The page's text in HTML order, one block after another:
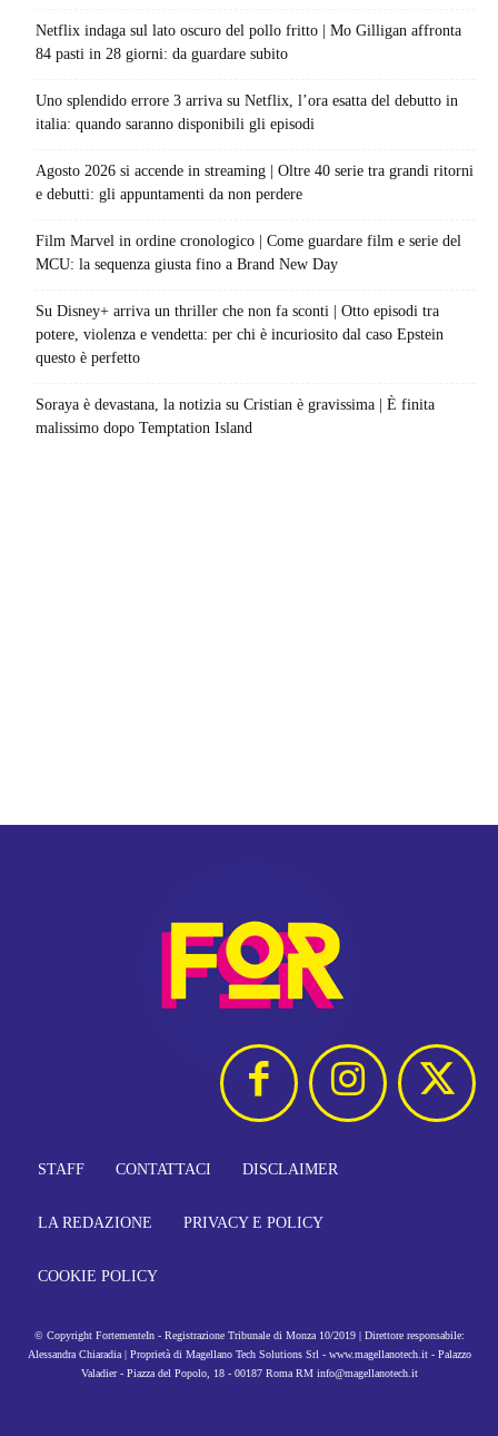
Netflix indaga sul lato oscuro del pollo fritto | Mo Gilligan affronta
84 pasti in 28 giorni: da guardare subito
Uno splendido errore 3 arriva su Netflix, l’ora esatta del debutto in
italia: quando saranno disponibili gli episodi
Agosto 2026 si accende in streaming | Oltre 40 serie tra grandi ritorni
e debutti: gli appuntamenti da non perdere
Film Marvel in ordine cronologico | Come guardare film e serie del
MCU: la sequenza giusta fino a Brand New Day
Su Disney+ arriva un thriller che non fa sconti | Otto episodi tra
potere, violenza e vendetta: per chi è incuriosito dal caso Epstein
questo è perfetto
Soraya è devastana, la notizia su Cristian è gravissima | È finita
malissimo dopo Temptation Island
STAFF CONTATTACI DISCLAIMER
LA REDAZIONE PRIVACY E POLICY
COOKIE POLICY
© Copyright FortementeIn - Registrazione Tribunale di Monza 10/2019 | Direttore responsabile:
Alessandra Chiaradia | Proprietà di Magellano Tech Solutions Srl - www.magellanotech.it - Palazzo
Valadier - Piazza del Popolo, 18 - 00187 Roma RM info@magellanotech.it